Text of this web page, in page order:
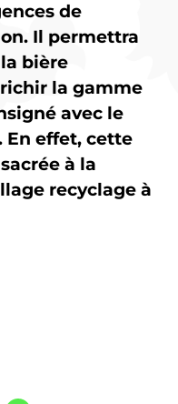
de
Il permettra
bière
la gamme
avec le
En effet, cette
à la
recyclage à